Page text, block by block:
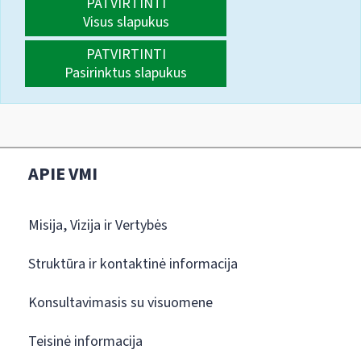
Visus slapukus
PATVIRTINTI
Pasirinktus slapukus
APIE VMI
Misija, Vizija ir Vertybės
Struktūra ir kontaktinė informacija
Konsultavimasis su visuomene
Teisinė informacija